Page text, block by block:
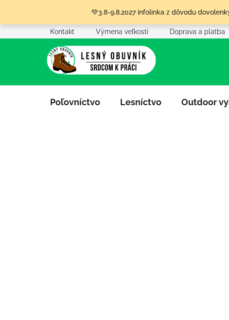
obsah
💚3.8-9.8.2027 infolinka z dôvodu
Kontakt Výmena veľkosti Doprava a platba
Poľovníctvo Lesníctvo Outdoor